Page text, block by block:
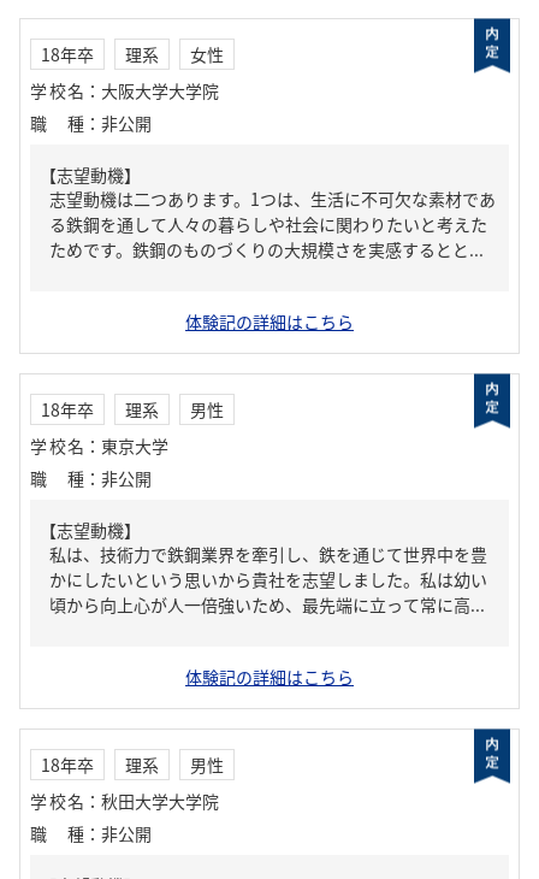
18年卒 理系
女性
学校名 ： 大阪大学大学院
職種 ： 非公開
【志望動機】
志望動機は二つあります。1つは、生活に不可欠な素材であ
る鉄鋼を通して人々の暮らしや社会に関わりたいと考えた
ためです。鉄鋼のものづくりの大規模さを実感するとと...
体験記の詳細はこちら
18年卒 理系
男性
学校名 ： 東京大学
職種 ： 非公開
【志望動機】
私は、技術力で鉄鋼業界を牽引し、鉄を通じて世界中を豊
かにしたいという思いから貴社を志望しました。私は幼い
頃から向上心が人一倍強いため、最先端に立って常に高...
体験記の詳細はこちら
18年卒 理系
男性
学校名 ： 秋田大学大学院
職種 ： 非公開